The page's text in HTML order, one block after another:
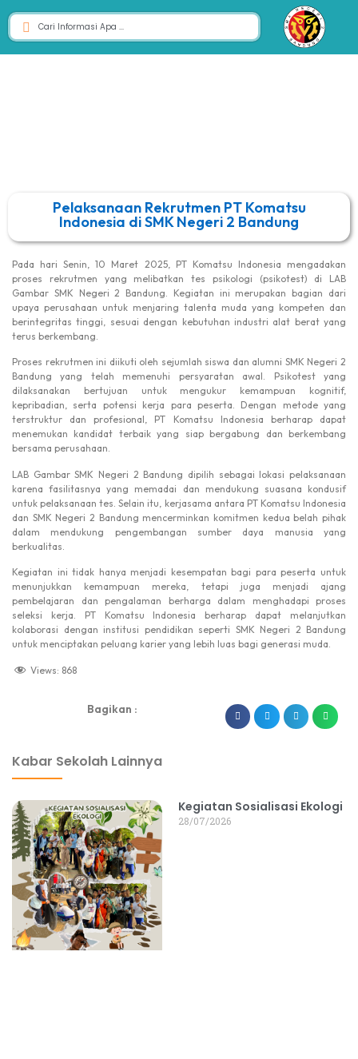
Pelaksanaan Rekrutmen PT Komatsu
Indonesia di SMK Negeri 2 Bandung
Pada hari Senin, 10 Maret 2025, PT Komatsu Indonesia mengadakan
proses rekrutmen yang melibatkan tes psikologi (psikotest) di LAB
Gambar SMK Negeri 2 Bandung. Kegiatan ini merupakan bagian dari
upaya perusahaan untuk menjaring talenta muda yang kompeten dan
berintegritas tinggi, sesuai dengan kebutuhan industri alat berat yang
terus berkembang.
Proses rekrutmen ini diikuti oleh sejumlah siswa dan alumni SMK Negeri 2
Bandung yang telah memenuhi persyaratan awal. Psikotest yang
dilaksanakan bertujuan untuk mengukur kemampuan kognitif,
kepribadian, serta potensi kerja para peserta. Dengan metode yang
terstruktur dan profesional, PT Komatsu Indonesia berharap dapat
menemukan kandidat terbaik yang siap bergabung dan berkembang
bersama perusahaan.
LAB Gambar SMK Negeri 2 Bandung dipilih sebagai lokasi pelaksanaan
karena fasilitasnya yang memadai dan mendukung suasana kondusif
untuk pelaksanaan tes. Selain itu, kerjasama antara PT Komatsu Indonesia
dan SMK Negeri 2 Bandung mencerminkan komitmen kedua belah pihak
dalam mendukung pengembangan sumber daya manusia yang
berkualitas.
Kegiatan ini tidak hanya menjadi kesempatan bagi para peserta untuk
menunjukkan kemampuan mereka, tetapi juga menjadi ajang
pembelajaran dan pengalaman berharga dalam menghadapi proses
seleksi kerja. PT Komatsu Indonesia berharap dapat melanjutkan
kolaborasi dengan institusi pendidikan seperti SMK Negeri 2 Bandung
untuk menciptakan peluang karier yang lebih luas bagi generasi muda.
Views: 868
Bagikan :
Kabar Sekolah Lainnya
Kegiatan Sosialisasi Ekologi
28/07/2026